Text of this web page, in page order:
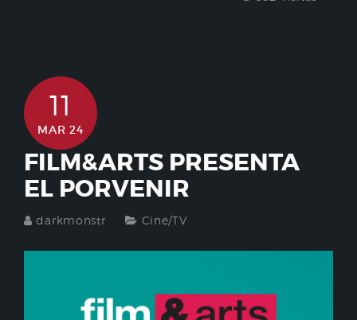
11
MAR 24
FILM&ARTS PRESENTA
EL PORVENIR
darkmonstr Cine/TV